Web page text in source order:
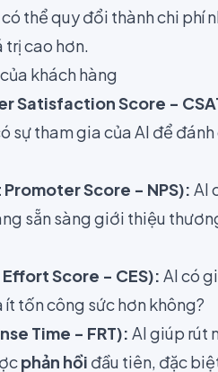
thể quy đổi thành chi phí
cao hơn.
khách hàng
Satisfaction Score -
sự tham gia của AI để
Score - NPS): AI
sẵn sàng giới thiệu
Score - CES): AI có
tốn công sức hơn không?
Time - FRT): AI giúp rút
phản hồi đầu tiên, đặc